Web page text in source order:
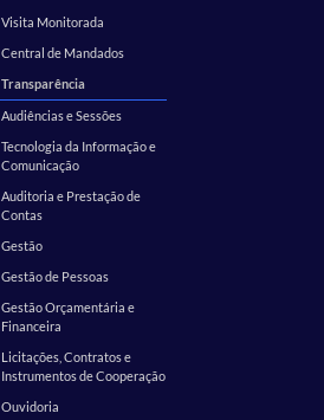
Visita Monitorada
Central de Mandados
Transparência
Audiências e Sessões
Tecnologia da Informação e
Comunicação
Auditoria e Prestação de
Contas
Gestão
Gestão de Pessoas
Gestão Orçamentária e
Financeira
Licitações, Contratos e
Instrumentos de Cooperação
Ouvidoria